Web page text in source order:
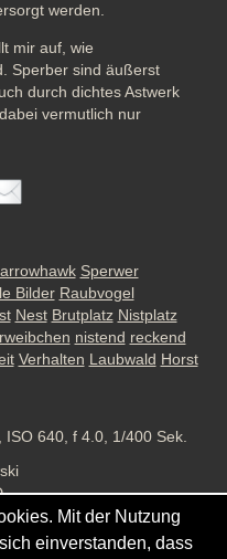
werden.
mir auf, wie
Sperber sind äußerst
durch dichtes Astwerk
vermutlich nur
Sperwer
Bilder Raubvogel
Nest Brutplatz Nistplatz
nistend reckend
Verhalten Laubwald Horst
640, f 4.0, 1/400 Sek.
Mit der Nutzung
einverstanden, dass